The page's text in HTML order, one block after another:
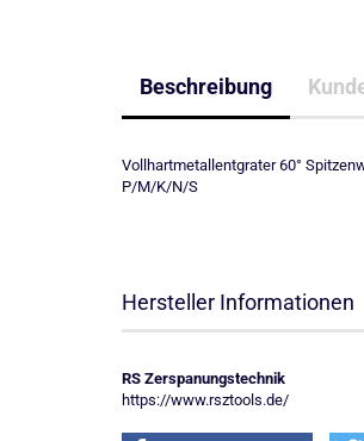
Beschreibung
Vollhartmetallentgrater 60°
P/M/K/N/S
Hersteller Informationen
RS Zerspanungstechnik
https://www.rsztools.de/